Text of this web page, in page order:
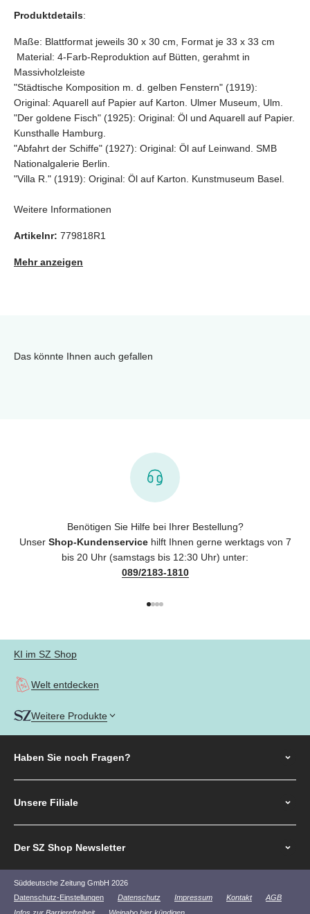
Produktdetails:
Maße: Blattformat jeweils 30 x 30 cm, Format je 33 x 33 cm
Material: 4-Farb-Reproduktion auf Bütten, gerahmt in
Massivholzleiste
"Städtische Komposition m. d. gelben Fenstern" (1919):
Original: Aquarell auf Papier auf Karton. Ulmer Museum, Ulm.
"Der goldene Fisch" (1925): Original: Öl und Aquarell auf Papier.
Kunsthalle Hamburg.
"Abfahrt der Schiffe" (1927): Original: Öl auf Leinwand. SMB
Nationalgalerie Berlin.
"Villa R." (1919): Original: Öl auf Karton. Kunstmuseum Basel.
Weitere Informationen
Artikelnr: 779818R1
Mehr anzeigen
Das könnte Ihnen auch gefallen
Benötigen Sie Hilfe bei Ihrer Bestellung?
Unser Shop-Kundenservicehilft Ihnen gerne werktags von 7
bis 20 Uhr (samstags bis 12:30 Uhr) unter:
089/2183-1810
KI im SZ Shop
Welt entdecken
Weitere Produkte
Haben Sie noch Fragen?
Unsere Filiale
Der SZ Shop Newsletter
Süddeutsche Zeitung GmbH 2026
Datenschutz-Einstellungen
Datenschutz Impressum Kontakt
AGB